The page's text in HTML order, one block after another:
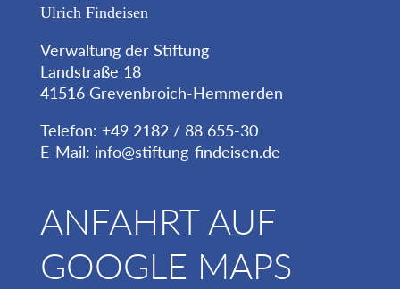
Ulrich Findeisen
Verwaltung der Stiftung
Landstraße 18
41516 Grevenbroich-Hemmerden
Telefon: +49 2182 / 88 655-30
E-Mail: info@stiftung-findeisen.de
ANFAHRT AUF
GOOGLE MAPS